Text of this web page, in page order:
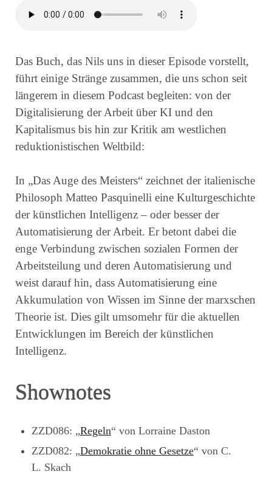
Das Buch, das Nils uns in dieser Episode vorstellt,
führt einige Stränge zusammen, die uns schon seit
längerem in diesem Podcast begleiten: von der
Digitalisierung der Arbeit über KI und den
Kapitalismus bis hin zur Kritik am westlichen
reduktionistischen Weltbild:
In „Das Auge des Meisters“ zeichnet der italienische
Philosoph Matteo Pasquinelli eine Kulturgeschichte
der künstlichen Intelligenz – oder besser der
Automatisierung der Arbeit. Er betont dabei die
enge Verbindung zwischen sozialen Formen der
Arbeitsteilung und deren Automatisierung und
weist darauf hin, dass Automatisierung eine
Akkumulation von Wissen im Sinne der marxschen
Theorie ist. Dies gilt umsomehr für die aktuellen
Entwicklungen im Bereich der künstlichen
Intelligenz.
Shownotes
ZZD086: „Regeln“ von Lorraine Daston
ZZD082: „Demokratie ohne Gesetze“ von C.
L. Skach